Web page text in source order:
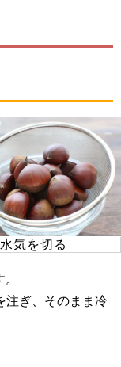
水気を切る
注ぎ、そのまま冷